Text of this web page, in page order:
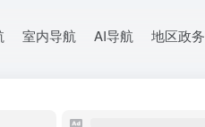
室内导航 AI导航 地区政务